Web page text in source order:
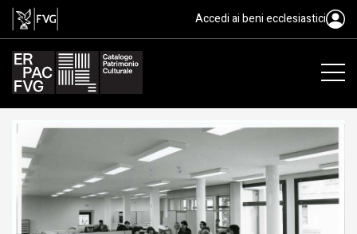
gelatina ai sali d'argento/ carta,
Accedi ai beni ecclesiastici